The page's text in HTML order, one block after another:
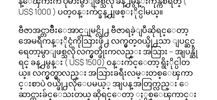
US$ 1000 ) ပတ္၀န္းက်င္ခန္႕ျဖစ္ႏိုင္ပါမယ္။
ဗီဇာအင္တာဗ်ဳးေအာင္ျမင္လို႕ ဗီဇာရခဲ့ျပီဆိုရင္ေတာ့
အေမရီကန္ႏိုင္ငံကိုသြားဖို႕ လက္မွတ္၀ယ္ဖို႕သာ ျပင္ဆင္
ရေတာ့မွာျဖစ္သလို လက္မွတ္ဖိုးကလည္း အသြား – အျပန္ဆို
ရင္ ခန္႕မွန္း ( US$ 1500) ၀န္းက်င္ေတာ့ ရွိႏိုင္ပါတ
ယ္။ လက္မွတ္မွာလည္း အသြားခရီးလမ္းတစ္ေၾကာ
င္းစာပဲ ၀ယ္ဖို႕လိုေပမယ့္ အျပန္ အတြက္လည္း ေ
ဆာင္ထားခ်င္ေသးတယ္ ဆိုရင္ေတာ့ ႏွစ္ေၾကာင္း